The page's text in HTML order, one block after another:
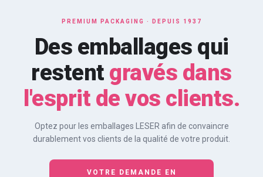
PREMIUM PACKAGING · DEPUIS 1937
Des emballages qui
restent gravés dans
l'esprit de vos clients.
Optez pour les emballages LESER afin de convaincre
durablement vos clients de la qualité de votre produit.
VOTRE DEMANDE EN